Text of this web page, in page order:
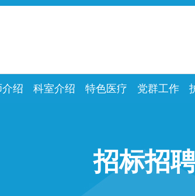
介绍 科室介绍 特色医疗 党群工作
招标招